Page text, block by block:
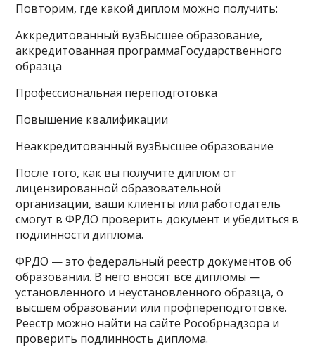
Повторим, где какой диплом можно получить:
Аккредитованный вузВысшее образование,
аккредитованная программаГосударственного
образца
Профессиональная переподготовка
Повышение квалификации
Неаккредитованный вузВысшее образование
После того, как вы получите диплом от
лицензированной образовательной
организации, ваши клиенты или работодатель
смогут в ФРДО проверить документ и убедиться в
подлинности диплома.
ФРДО — это федеральный реестр документов об
образовании. В него вносят все дипломы —
установленного и неустановленного образца, о
высшем образовании или профпереподготовке.
Реестр можно найти на сайте Рособрнадзора и
проверить подлинность диплома.